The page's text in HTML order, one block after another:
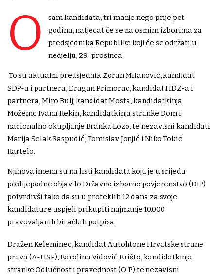
O
sam kandidata, tri manje nego prije pet
godina, natjecat će se na osmim izborima za
predsjednika Republike koji će se održati u
nedjelju, 29. prosinca.
To su aktualni predsjednik Zoran Milanović, kandidat
SDP-a i partnera, Dragan Primorac, kandidat HDZ-a i
partnera, Miro Bulj, kandidat Mosta, kandidatkinja
Možemo Ivana Kekin, kandidatkinja stranke Dom i
nacionalno okupljanje Branka Lozo, te nezavisni kandidati
Marija Selak Raspudić, Tomislav Jonjić i Niko Tokić
Kartelo.
Njihova imena su na listi kandidata koju je u srijedu
poslijepodne objavilo Državno izborno povjerenstvo (DIP)
potvrdivši tako da su u proteklih 12 dana za svoje
kandidature uspjeli prikupiti najmanje 10.000
pravovaljanih biračkih potpisa.
Dražen Keleminec, kandidat Autohtone Hrvatske strane
prava (A-HSP), Karolina Vidović Krišto, kandidatkinja
stranke Odlučnost i pravednost (OiP) te nezavisni